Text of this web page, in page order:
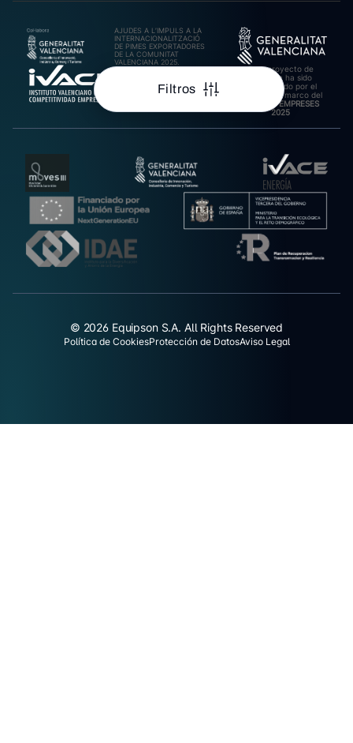
Filtros
AJUDES A L’IMPULS A LA
INTERNACIONALITZACIÓ
DE PIMES EXPORTADORES
DE LA COMUNITAT
VALENCIANA 2025.
Import rebut: 31.278,27€
Este proyecto de
inversión ha sido
cofinanciado por el
IVACE en el marco del
Plan ARA EMPRESES
2025
© 2026 Equipson S.A. All Rights Reserved
Política de CookiesProtección de DatosAviso Legal